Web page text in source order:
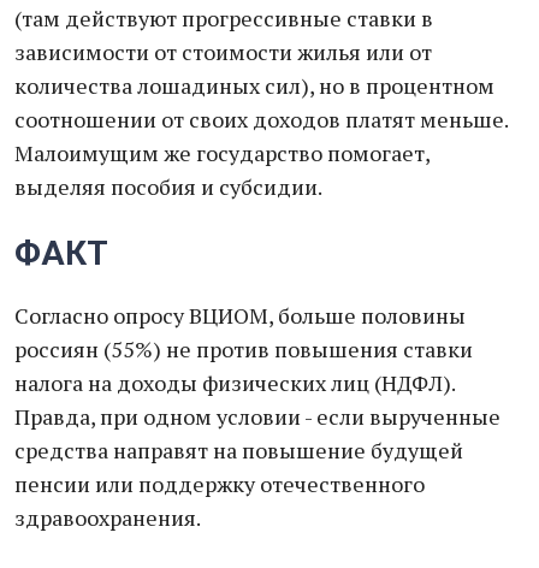
(там действуют прогрессивные ставки в
зависимости от стоимости жилья или от
количества лошадиных сил), но в процентном
соотношении от своих доходов платят меньше.
Малоимущим же государство помогает,
выделяя пособия и субсидии.
ФАКТ
Согласно опросу ВЦИОМ, больше половины
россиян (55%) не против повышения ставки
налога на доходы физических лиц (НДФЛ).
Правда, при одном условии - если вырученные
средства направят на повышение будущей
пенсии или поддержку отечественного
здравоохранения.